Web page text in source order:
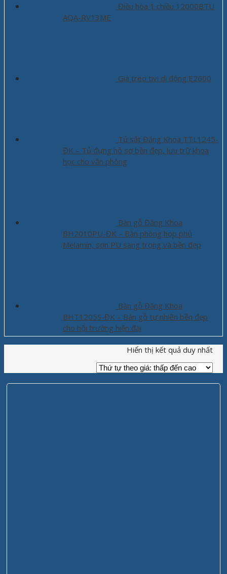
Điều hòa 1 chiều 12000BTU
AQA-RV13ME
Giá treo tivi di động E2600
Tủ sắt Đăng Khoa TTL1245-
ĐK – Tủ đựng hồ sơ bền đẹp, lưu trữ khoa
học cho văn phòng
Bàn gỗ Đăng Khoa
BH2010PU-ĐK – Bàn phòng họp phủ
Melamin, sơn PU sang trọng và bền đẹp
Bàn gỗ Đăng Khoa
BHT1205S-ĐK – Bàn gỗ tự nhiên bền đẹp
cho hội trường hiện đại
Hiển thị kết quả duy nhất